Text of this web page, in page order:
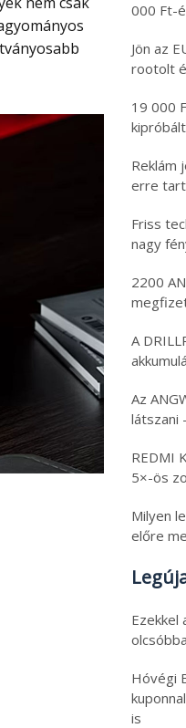
000 Ft-
Jön az
rootolt
19 000
Reklám
erre
Friss
nagy
2200
A
Az
látszani
REDMI
5×-ös
Milyen
előre
Ezekkel
Hóvégi
is